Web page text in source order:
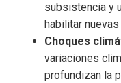
subsistencia y
habilitar nuevas
Choques
variaciones
profundizan la